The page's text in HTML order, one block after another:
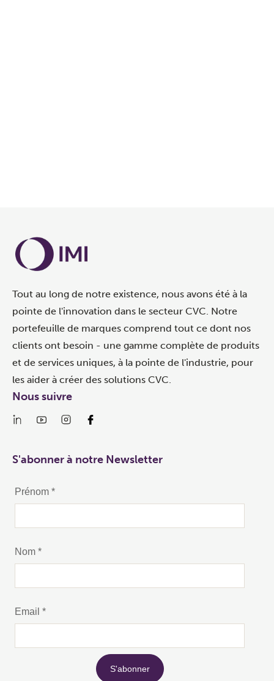
Tout au long de notre existence, nous avons été à la
pointe de l'innovation dans le secteur CVC. Notre
portefeuille de marques comprend tout ce dont nos
clients ont besoin - une gamme complète de produits
et de services uniques, à la pointe de l'industrie, pour
les aider à créer des solutions CVC.
Nous suivre
S'abonner à notre Newsletter